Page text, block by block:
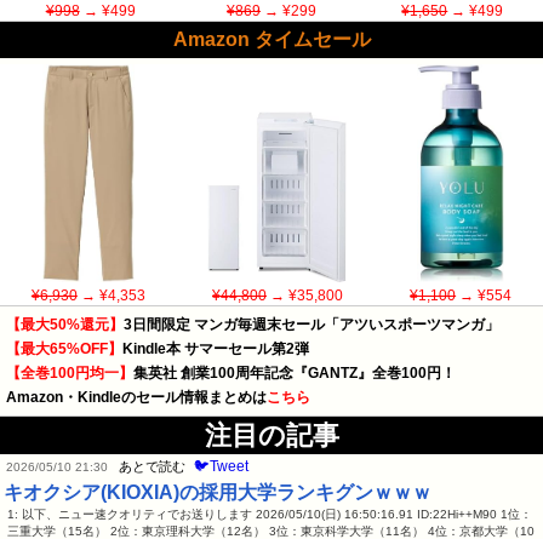
¥998→ ¥499 ¥869→ ¥299 ¥1,650→ ¥499
Amazon タイムセール
¥6,930→ ¥4,353 ¥44,800→ ¥35,800 ¥1,100→ ¥554
【最大50%還元】 3日間限定 マンガ毎週末セール「アツいスポーツマンガ」
【最大65%OFF】 Kindle本 サマーセール第2弾
【全巻100円均一】 集英社 創業100周年記念『GANTZ』全巻100円！
Amazon・Kindleのセール情報まとめはこちら
注目の記事
2026/05/10 21:30 あとで読む 🐦Tweet
キオクシア(KIOXIA)の採用大学ランキグンｗｗｗ
1: 以下、ニュー速クオリティでお送りします 2026/05/10(日) 16:50:16.91 ID:22Hi++M90 1位：
三重大学（15名） 2位：東京理科大学（12名） 3位：東京科学大学（11名） 4位：京都大学（10